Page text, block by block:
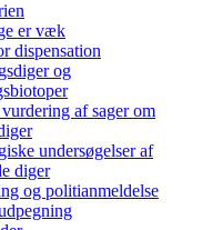
er væk
dispensation
og
af sager om
undersøgelser af
diger
og politianmeldelse